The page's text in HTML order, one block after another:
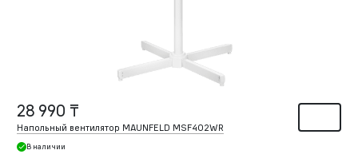
28 990 ₸
Напольный вентилятор MAUNFELD MSF402WR
В наличии